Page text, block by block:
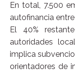
En total, 7.500
autofinancia
El 40%
autoridades
implica
orientadores de